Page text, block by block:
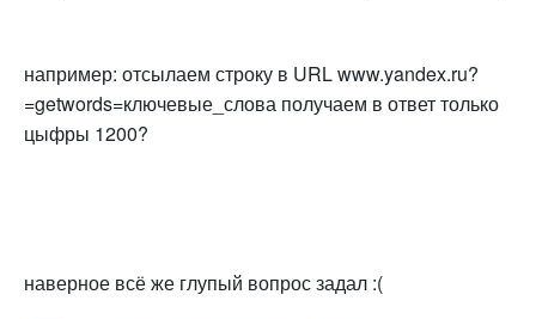
например: отсылаем строку в URL www.yandex.ru?
=getwords=ключевые_слова получаем в ответ только
цыфры 1200?
наверное всё же глупый вопрос задал :(